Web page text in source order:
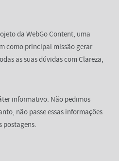
da WebGo Content, uma
como principal missão gerar
as suas dúvidas com Clareza,
informativo. Não pedimos
não passe essas informações
postagens.